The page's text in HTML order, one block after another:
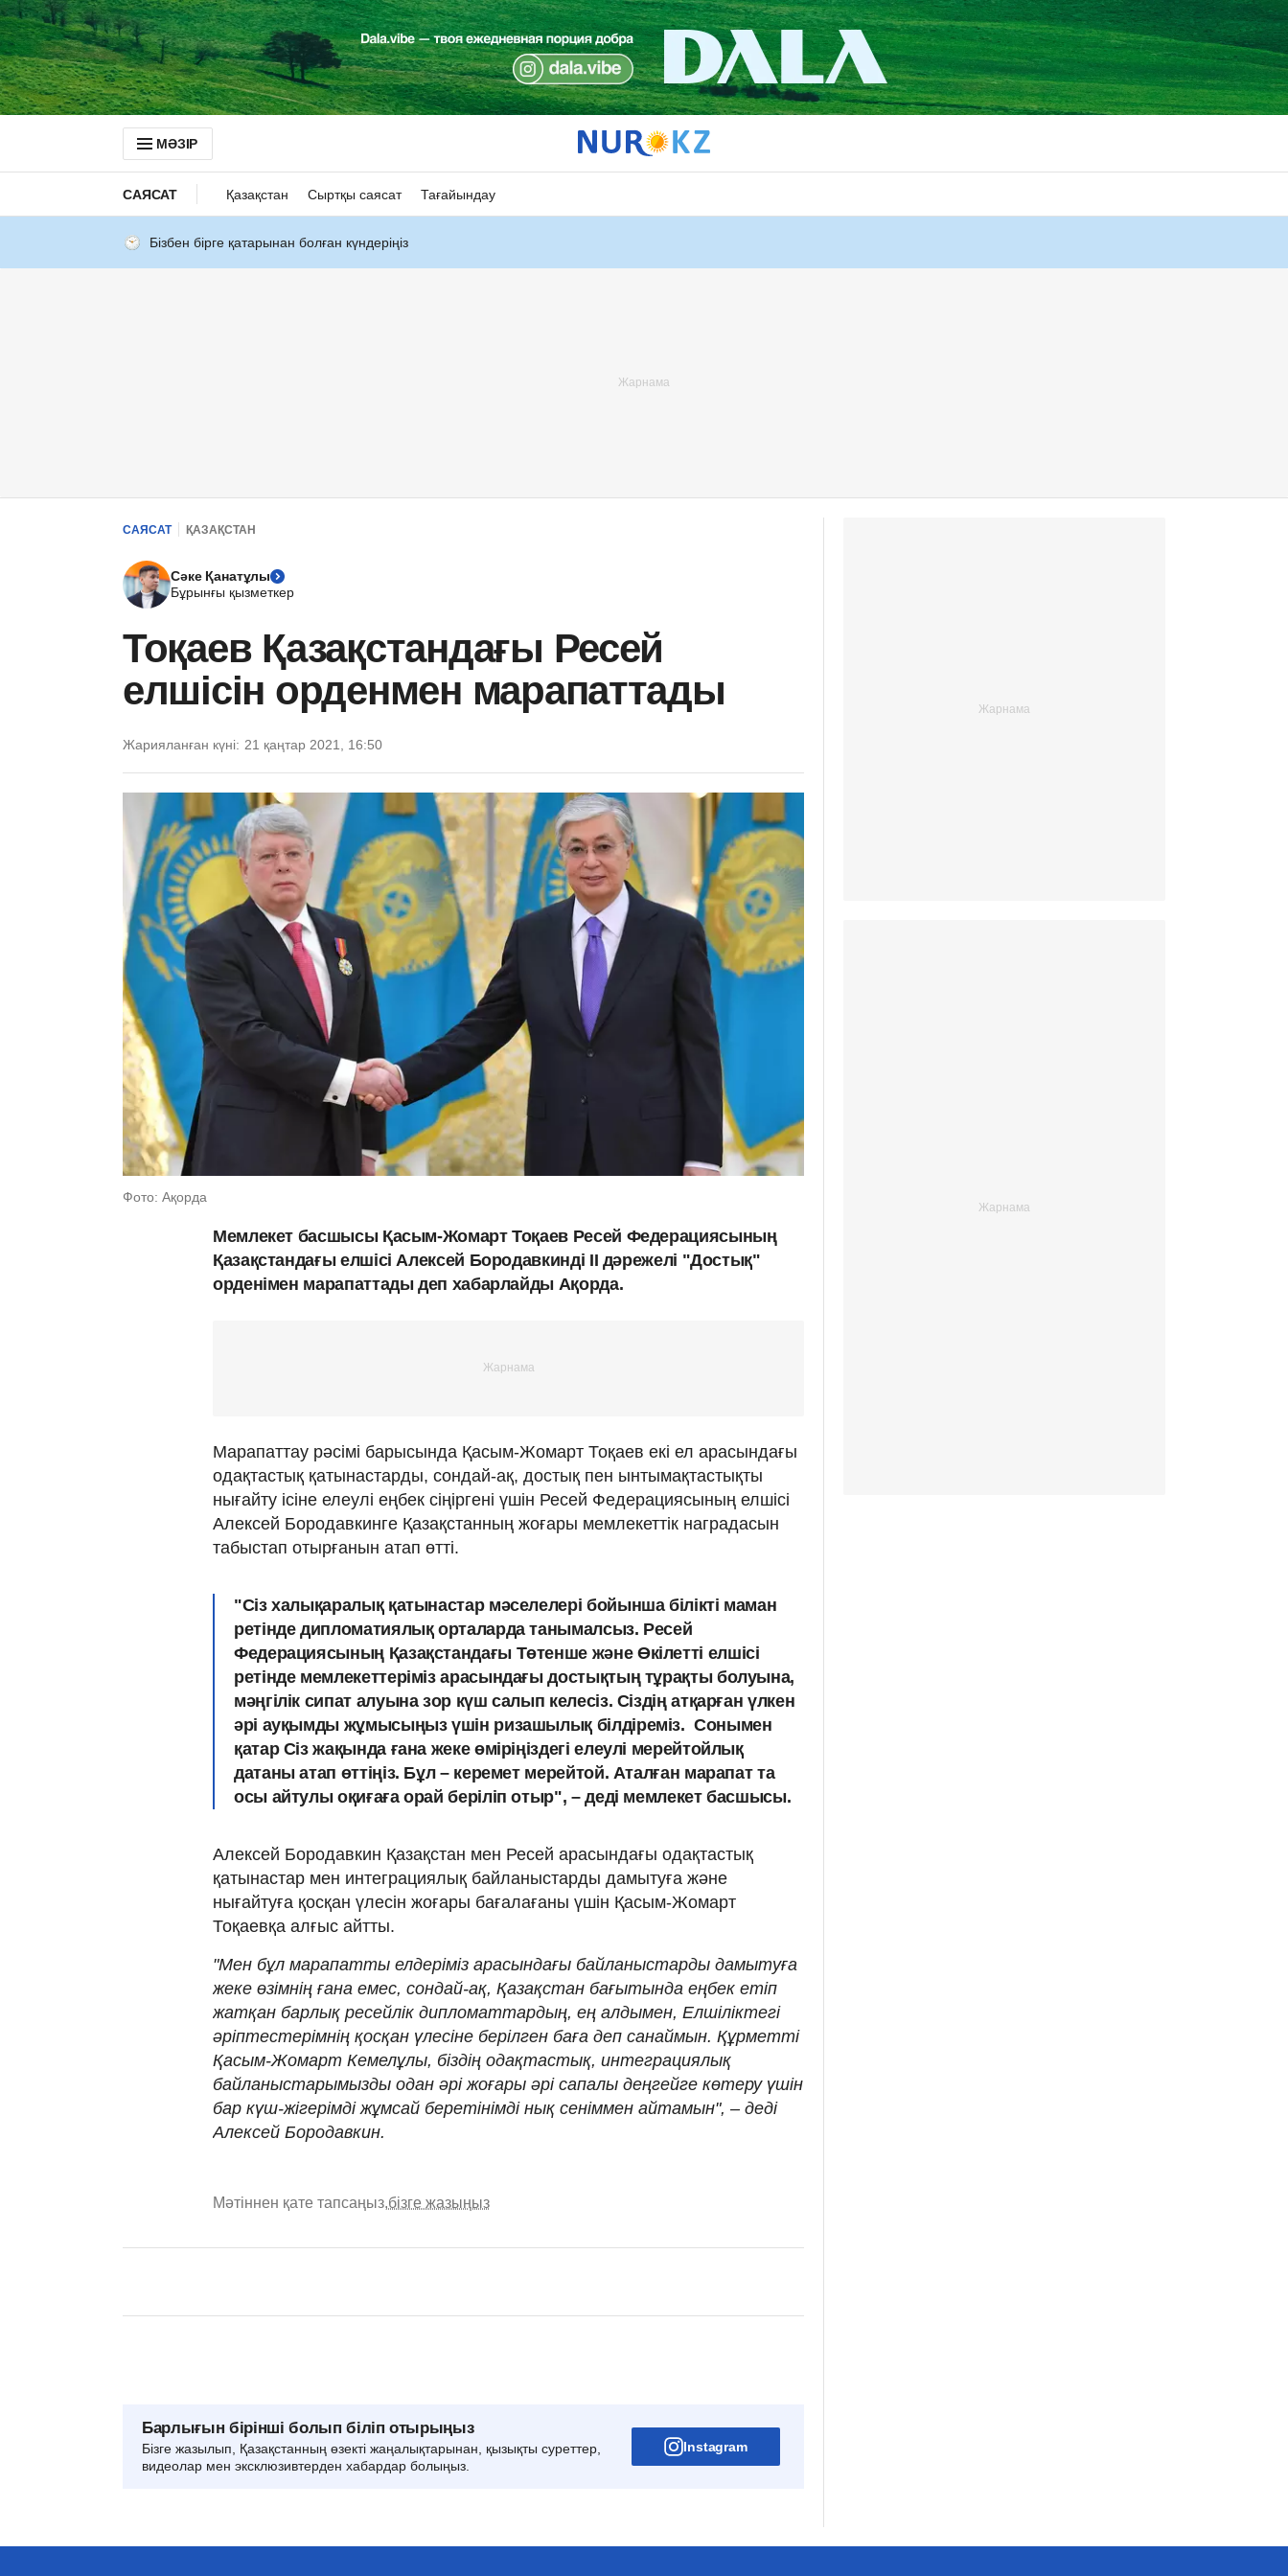
МӘЗІР
САЯСАТ Қазақстан Сыртқы саясат Тағайындау
Бізбен бірге қатарынан болған күндеріңіз
САЯСАТ ҚАЗАҚСТАН
Сәке Қанатұлы
Бұрынғы қызметкер
Тоқаев Қазақстандағы Ресей
елшісін орденмен марапаттады
Жарияланған күні: 21 қаңтар 2021, 16:50
Фото: Ақорда
Мемлекет басшысы Қасым-Жомарт Тоқаев Ресей Федерациясының
Қазақстандағы елшісі Алексей Бородавкинді ІІ дәрежелі "Достық"
орденімен марапаттады деп хабарлайды Ақорда.
Марапаттау рәсімі барысында Қасым-Жомарт Тоқаев екі ел арасындағы
одақтастық қатынастарды, сондай-ақ, достық пен ынтымақтастықты
нығайту ісіне елеулі еңбек сіңіргені үшін Ресей Федерациясының елшісі
Алексей Бородавкинге Қазақстанның жоғары мемлекеттік наградасын
табыстап отырғанын атап өтті.
"Сіз халықаралық қатынастар мәселелері бойынша білікті маман
ретінде дипломатиялық орталарда танымалсыз. Ресей
Федерациясының Қазақстандағы Төтенше және Өкілетті елшісі
ретінде мемлекеттеріміз арасындағы достықтың тұрақты болуына,
мәңгілік сипат алуына зор күш салып келесіз. Сіздің атқарған үлкен
әрі ауқымды жұмысыңыз үшін ризашылық білдіреміз. Сонымен
қатар Сіз жақында ғана жеке өміріңіздегі елеулі мерейтойлық
датаны атап өттіңіз. Бұл – керемет мерейтой. Аталған марапат та
осы айтулы оқиғаға орай беріліп отыр", – деді мемлекет басшысы.
Алексей Бородавкин Қазақстан мен Ресей арасындағы одақтастық
қатынастар мен интеграциялық байланыстарды дамытуға және
нығайтуға қосқан үлесін жоғары бағалағаны үшін Қасым-Жомарт
Тоқаевқа алғыс айтты.
"Мен бұл марапатты елдеріміз арасындағы байланыстарды дамытуға
жеке өзімнің ғана емес, сондай-ақ, Қазақстан бағытында еңбек етіп
жатқан барлық ресейлік дипломаттардың, ең алдымен, Елшіліктегі
әріптестерімнің қосқан үлесіне берілген баға деп санаймын. Құрметті
Қасым-Жомарт Кемелұлы, біздің одақтастық, интеграциялық
байланыстарымызды одан әрі жоғары әрі сапалы деңгейге көтеру үшін
бар күш-жігерімді жұмсай беретінімді нық сеніммен айтамын", – деді
Алексей Бородавкин.
Мәтіннен қате тапсаңыз,бізге жазыңыз
Барлығын бірінші болып біліп отырыңыз
Бізге жазылып, Қазақстанның өзекті жаңалықтарынан, қызықты суреттер,
видеолар мен эксклюзивтерден хабардар болыңыз.
Instagram